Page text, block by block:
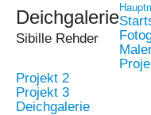
Deichgalerie
Sibille Rehder
Projekt 2
Projekt 3
Deichgalerie